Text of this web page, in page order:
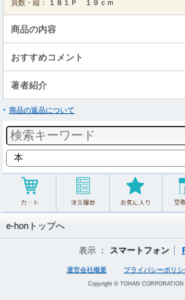
頁数・縦：
１８１Ｐ １９ｃｍ
商品の内容
おすすめコメント
著者紹介
商品の返品について
e-honトップへ
表示 ： スマートフォン
運営会社概要 プライバシーポリシ
Copyright © TOHAN CORPORATION